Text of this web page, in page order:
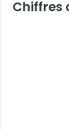
Chiffres